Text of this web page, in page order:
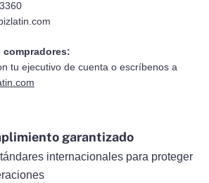
tu ejecutivo de cuenta o escríbenos a
garantizado
internacionales para proteger